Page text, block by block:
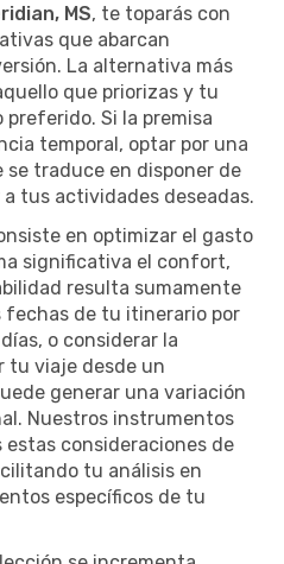
MS, te toparás con
que abarcan
La alternativa más
que priorizas y tu
Si la premisa
temporal, optar por una
se traduce en disponer de
tus actividades deseadas.
en optimizar el gasto
significativa el confort,
resulta sumamente
fechas de tu itinerario por
o considerar la
tu viaje desde un
generar una variación
Nuestros instrumentos
consideraciones de
tu análisis en
específicos de tu